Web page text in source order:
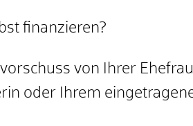
finanzieren?
von Ihrer
oder Ihrem